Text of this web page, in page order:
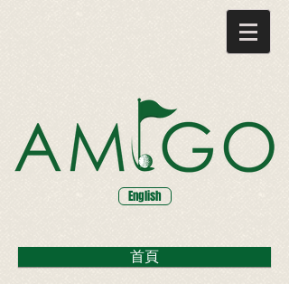
English
首頁